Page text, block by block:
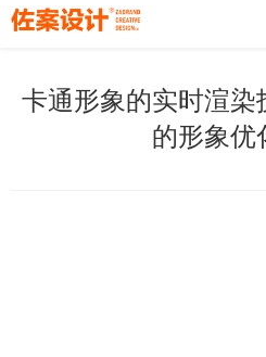
卡通形象的实时渲
的形象优